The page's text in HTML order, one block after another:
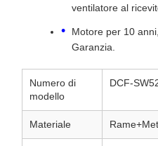
ventilatore al
Motore per 10
Garanzia.
Numero di
modello
DCF-
Materiale